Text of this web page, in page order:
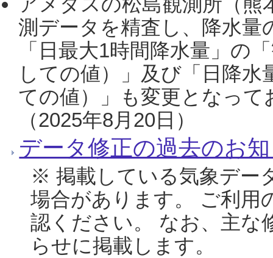
測データを精査し、降水
「日最大1時間降水量」の
しての値）」及び「日降
ての値）」も変更となっ
（2025年8月20日）
データ修正の過去のお
※ 掲載している気象デー
場合があります。 ご利用
認ください。 なお、主な
らせに掲載します。